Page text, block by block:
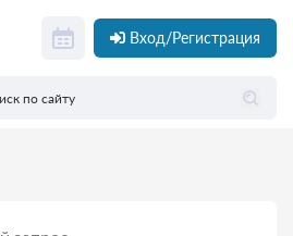
Вход/Регистрация